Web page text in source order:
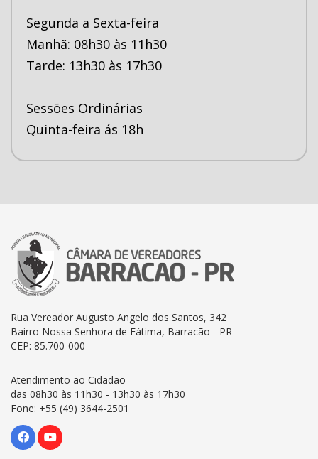
Segunda a Sexta-feira
Manhã: 08h30 às 11h30
Tarde: 13h30 às 17h30
Sessões Ordinárias
Quinta-feira ás 18h
Rua Vereador Augusto Angelo dos Santos, 342
Bairro Nossa Senhora de Fátima, Barracão - PR
CEP: 85.700-000
Atendimento ao Cidadão
das 08h30 às 11h30 - 13h30 às 17h30
Fone: +55 (49) 3644-2501